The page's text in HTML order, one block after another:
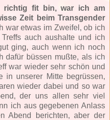
fit bin, war ich am
Zeit beim Transgender
war etwas im Zweifel, ob ich
auch aushalte und ich
ging, auch wenn ich noch
dafür büssen mußte, als ich
war wieder sehr schön und
in unserer Mitte begrüssen,
wieder dabei und so war
der uns allen sehr viel
ich aus gegebenen Anlass
Abend berichten, aber der